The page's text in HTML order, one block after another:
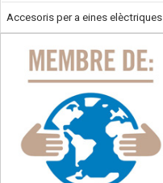
Accesoris per a eines elèctriques